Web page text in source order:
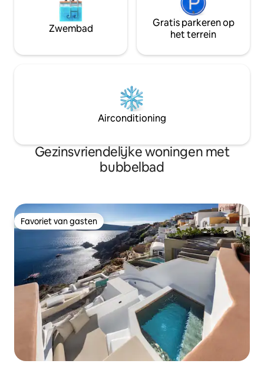
Zwembad
Gratis parkeren op
het terrein
Airconditioning
Gezinsvriendelijke woningen met
bubbelbad
Favoriet van gasten
Favoriet van gasten